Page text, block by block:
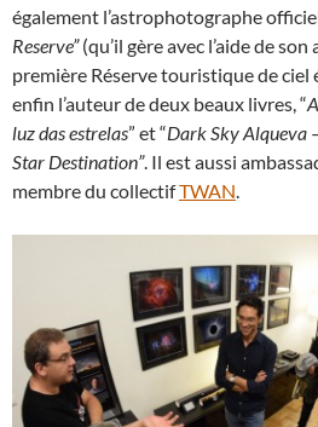
également l’astrophotographe
Reserve”(qu’il gère avec l’aide de
première Réserve touristique de ciel
enfin l’auteur de deux beaux livres, “
luz das estrelas” et “Dark Sky Alqueva
Star Destination”. Il est aussi
membre du collectifTWAN.